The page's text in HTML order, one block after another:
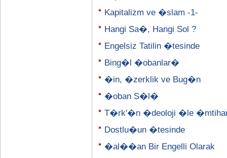
Kapitalizm ve �slam -1-
Hangi Sa�, Hangi Sol ?
Engelsiz Tatilin �tesinde
Bing�l �obanlar�
�in, �zerklik ve Bug�n
�oban S�l�
T�rk'�n �deoloji �le
Dostlu�un �tesinde
�al��an Bir Engelli Olarak